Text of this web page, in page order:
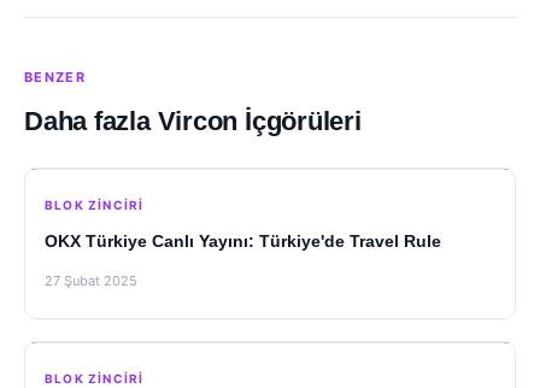
BENZER
Daha fazla Vircon İçgörüleri
BLOK ZINCIRI
OKX Türkiye Canlı Yayını: Türkiye'de Travel Rule
27 Şubat 2025
BLOK ZINCIRI